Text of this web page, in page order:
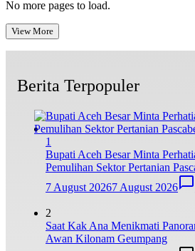
No more pages to load.
View More
Berita Terpopuler
1
Bupati Aceh Besar Minta
Pemulihan Sektor Pertanian
7 August 20267 August 2026
2
Saat Kak Ana Menikmati
Awan Kilonam Geumpang